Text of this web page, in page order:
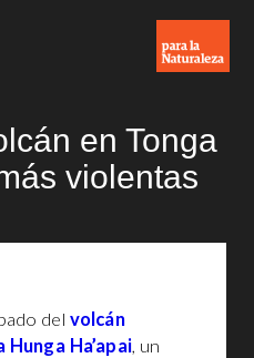
en Tonga
violentas
del volcán
Ha’apai, un